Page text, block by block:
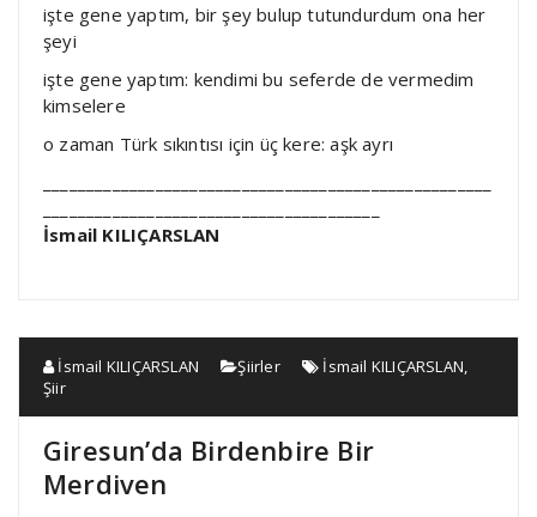
işte gene yaptım, bir şey bulup tutundurdum ona her
şeyi
işte gene yaptım: kendimi bu seferde de vermedim
kimselere
o zaman Türk sıkıntısı için üç kere: aşk ayrı
İsmail KILIÇARSLAN
İsmail KILIÇARSLAN Şiirler İsmail KILIÇARSLAN,
Şiir
Giresun’da Birdenbire Bir
Merdiven